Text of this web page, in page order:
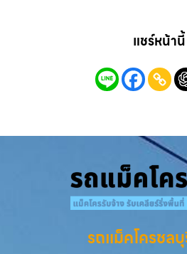
แชร์หน้านี้
รถแม็คโครชล